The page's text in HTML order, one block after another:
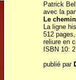
Patrick
avec la
Le
La ligne
512
reliure en
ISBN 10:
publié par